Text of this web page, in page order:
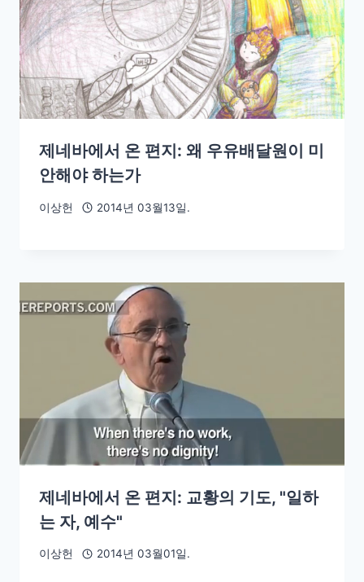
제네바에서 온 편지: 왜 우유배달원이 미
안해야 하는가
이상헌 2014년 03월13일.
제네바에서 온 편지: 교황의 기도, "일하
는 자, 예수"
이상헌 2014년 03월01일.